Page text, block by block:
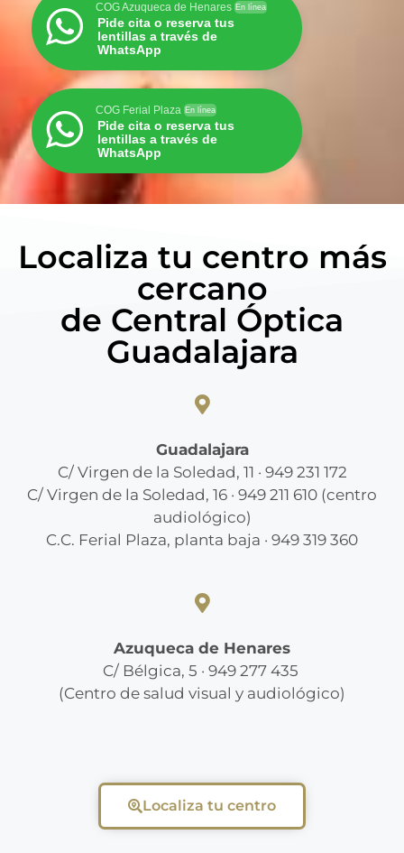
COG Azuqueca de Henares En línea
Pide cita o reserva tus
lentillas a través de
WhatsApp
COG Ferial Plaza En línea
Pide cita o reserva tus
lentillas a través de
WhatsApp
Localiza tu centro más
cercano
de Central Óptica
Guadalajara
Guadalajara
C/ Virgen de la Soledad, 11 · 949 231 172
C/ Virgen de la Soledad, 16 · 949 211 610 (centro
audiológico)
C.C. Ferial Plaza, planta baja · 949 319 360
Azuqueca de Henares
C/ Bélgica, 5 · 949 277 435
(Centro de salud visual y audiológico)
Localiza tu centro